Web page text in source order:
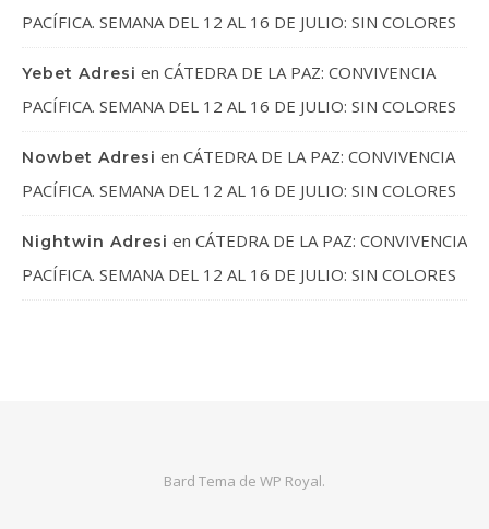
PACÍFICA. SEMANA DEL 12 AL 16 DE JULIO: SIN COLORES
Yebet Adresi en CÁTEDRA DE LA PAZ: CONVIVENCIA
PACÍFICA. SEMANA DEL 12 AL 16 DE JULIO: SIN COLORES
Nowbet Adresi en CÁTEDRA DE LA PAZ: CONVIVENCIA
PACÍFICA. SEMANA DEL 12 AL 16 DE JULIO: SIN COLORES
Nightwin Adresi en CÁTEDRA DE LA PAZ: CONVIVENCIA
PACÍFICA. SEMANA DEL 12 AL 16 DE JULIO: SIN COLORES
Bard Tema de WP Royal.